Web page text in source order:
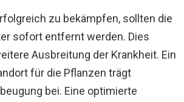
zu bekämpfen, sollten die
sofort entfernt werden. Dies
Ausbreitung der Krankheit. Ein
für die Pflanzen trägt
bei. Eine optimierte